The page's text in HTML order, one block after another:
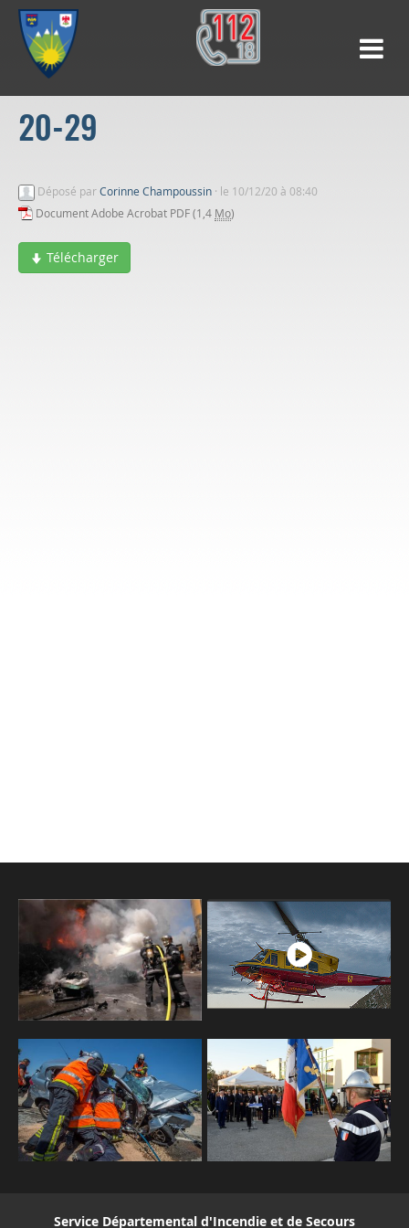
20-29
Déposé parCorinne Champoussin · le 10/12/20 à 08:40
Document Adobe Acrobat PDF (1,4 Mo)
Télécharger
Service Départemental d'Incendie et de Secours